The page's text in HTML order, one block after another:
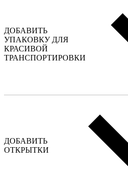
ДОБАВИТЬ
УПАКОВКУ ДЛЯ
КРАСИВОЙ
ТРАНСПОРТИРОВКИ
ДОБАВИТЬ
ОТКРЫТКИ